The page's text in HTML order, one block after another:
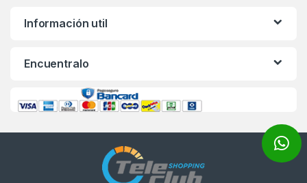
Información util
Encuentralo